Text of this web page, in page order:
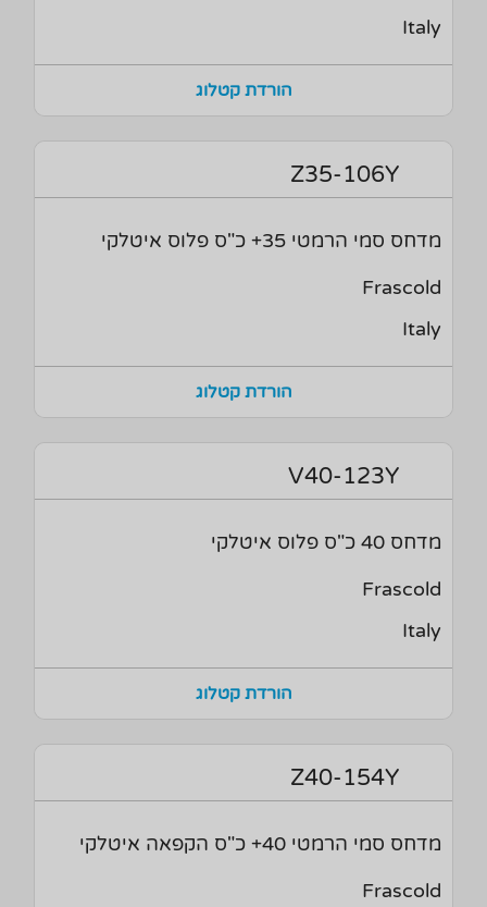
Italy
הורדת קטלוג
Z35-106Y
מדחס סמי הרמטי 35+ כ"ס פלוס איטלקי
Frascold
Italy
הורדת קטלוג
V40-123Y
מדחס 40 כ"ס פלוס איטלקי
Frascold
Italy
הורדת קטלוג
Z40-154Y
מדחס סמי הרמטי 40+ כ"ס הקפאה איטלקי
Frascold